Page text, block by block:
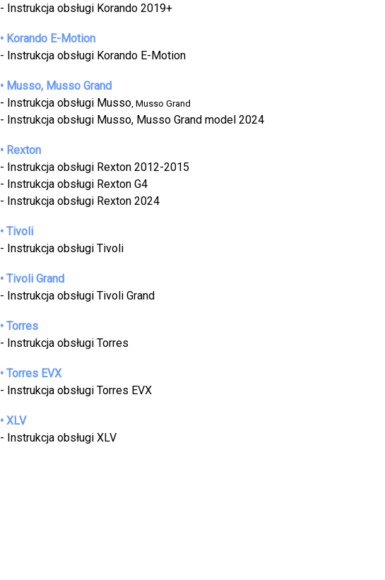
- Instrukcja obsługi Korando 2019+
• Korando E-Motion
- Instrukcja obsługi Korando E-Motion
• Musso, Musso Grand
- Instrukcja obsługi Musso, Musso Grand
- Instrukcja obsługi Musso, Musso Grand model 2024
• Rexton
- Instrukcja obsługi Rexton 2012-2015
- Instrukcja obsługi Rexton G4
- Instrukcja obsługi Rexton 2024
• Tivoli
- Instrukcja obsługi Tivoli
• Tivoli Grand
- Instrukcja obsługi Tivoli Grand
• Torres
- Instrukcja obsługi Torres
• Torres EVX
- Instrukcja obsługi Torres EVX
• XLV
- Instrukcja obsługi XLV